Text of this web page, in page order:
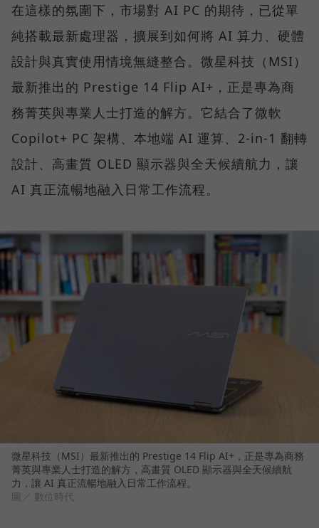
在這樣的氛圍下，市場對 AI PC 的期待，已從單
純搭載最新處理器，擴展到如何將 AI 算力、硬體
設計與真實使用情境無縫整合。微星科技（MSI）
最新推出的 Prestige 14 Flip AI+，正是專為商
務菁英與專業人士打造的解方。它結合了微軟
Copilot+ PC 架構、本地端 AI 運算、2-in-1 翻轉
設計、高畫質 OLED 顯示器與全天候續航力，讓
AI 真正流暢地融入日常工作流程。
微星科技（MSI）最新推出的 Prestige 14 Flip AI+，正是專為商務
菁英與專業人士打造的解方，高畫質 OLED 顯示器與全天候續航
力，讓 AI 真正流暢地融入日常工作流程。
圖／ 數位時代